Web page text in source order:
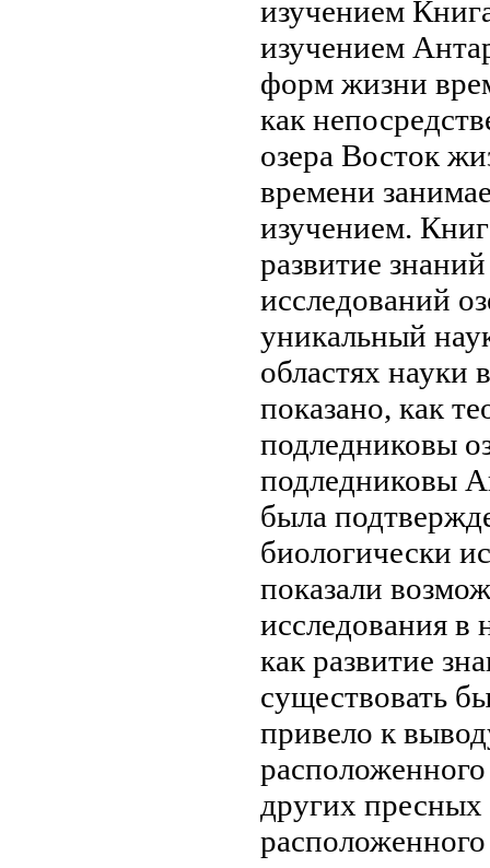
изучением
изучением
форм жизни
как
озера Восток
времени
изучением.
развитие знаний
исследований
уникальный
областях науки
показано, как
подледниковы
подледниковы
была
биологически
показали
исследования в
как развитие
существовать
привело к
расположенного
других пресных